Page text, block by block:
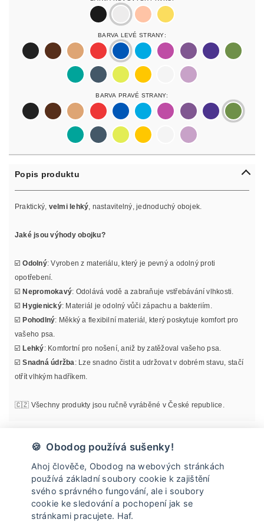
black
silver rosegoldgold
Barva Levé Strany:
black
darkbrownlightbrown
red blue lightbluelightpurplepurpur purple olive
pastelgreen
petrol neonyellow
yellow white lilac
Barva Pravé Strany:
black
darkbrownlightbrown
red blue lightbluelightpurplepurpur purple olive
pastelgreen
petrol neonyellow
yellow white lilac
Popis produktu
Praktický, velmi lehký , nastavitelný, jednoduchý obojek.
Jaké jsou výhody obojku?
☑️Odolný: Vyroben z materiálu, který je pevný a odolný proti
opotřebení.
☑️Nepromokavý: Odolává vodě a zabraňuje vstřebávání vlhkosti.
☑️Hygienický: Materiál je odolný vůči zápachu a bakteriím.
☑️Pohodlný: Měkký a flexibilní materiál, který poskytuje komfort pro
vašeho psa.
☑️Lehký: Komfortní pro nošení, aniž by zatěžoval vašeho psa.
☑️Snadná údržba : Lze snadno čistit a udržovat v dobrém stavu, stačí
otřít vlhkým hadříkem.
🇨🇿 Všechny produkty jsou ručně vyráběné v České republice.
Informace o velikosti
Údržba
🍪 Obodog používá sušenky!
Ahoj člověče, Obodog na webových stránkách
používá základní soubory cookie k zajištění
svého správného fungování, ale i soubory
cookie ke sledování a pochopení jak se
stránkami pracujete. Haf.